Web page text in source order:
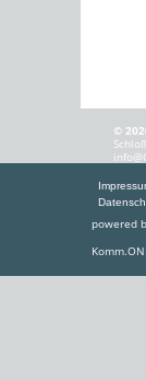
©
powered